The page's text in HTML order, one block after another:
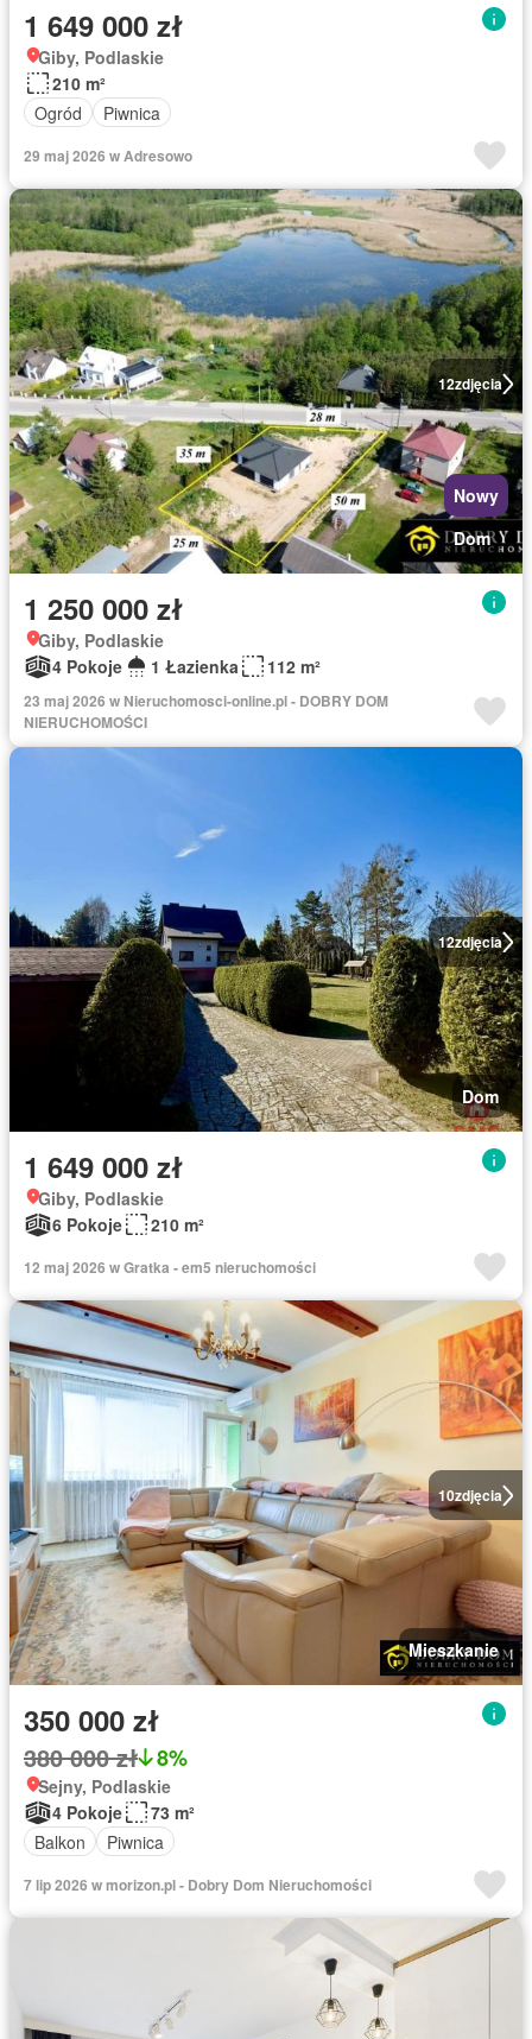
1 649 000 zł
Giby, Podlaskie
210 m²
Ogród
Piwnica
29 maj 2026 w Adresowo
12zdjęcia
Nowy
Dom
1 250 000 zł
Giby, Podlaskie
4 Pokoje
1 Łazienka 112 m²
23 maj 2026 w Nieruchomosci-online.pl - DOBRY DOM
NIERUCHOMOŚCI
12zdjęcia
Dom
1 649 000 zł
Giby, Podlaskie
6 Pokoje
210 m²
12 maj 2026 w Gratka - em5 nieruchomości
10zdjęcia
Mieszkanie
350 000 zł
380 000 zł 8%
Sejny, Podlaskie
4 Pokoje
73 m²
Balkon
Piwnica
7 lip 2026 w morizon.pl - Dobry Dom Nieruchomości